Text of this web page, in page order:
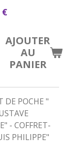
€
AJOUTER
AU
PANIER
DE POCHE "
- COFFRET-
PHILIPPE"